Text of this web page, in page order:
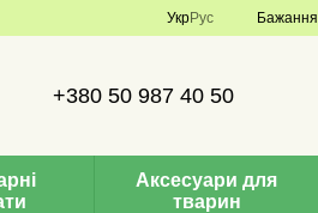
УкрРус Бажання
+380 50 987 40 50
Аксесуари для
тварин